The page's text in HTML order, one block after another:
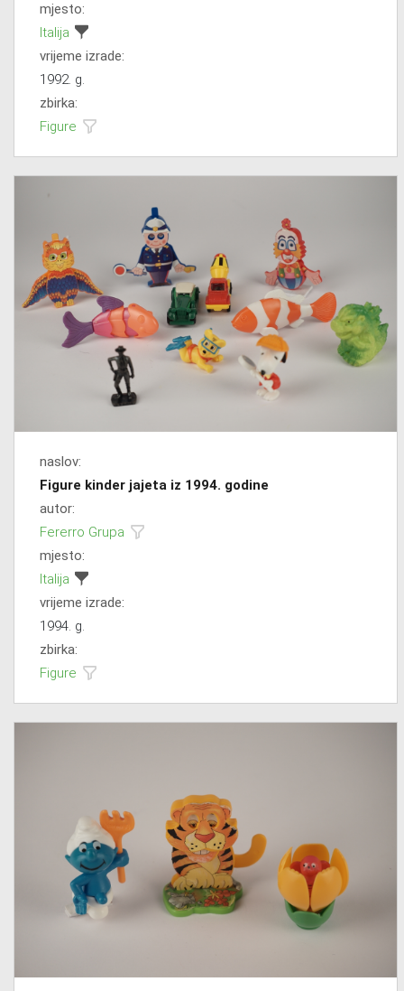
mjesto:
Italija
vrijeme izrade:
1992. g.
zbirka:
Figure
naslov:
Figure kinder jajeta iz 1994. godine
autor:
Fererro Grupa
mjesto:
Italija
vrijeme izrade:
1994. g.
zbirka:
Figure